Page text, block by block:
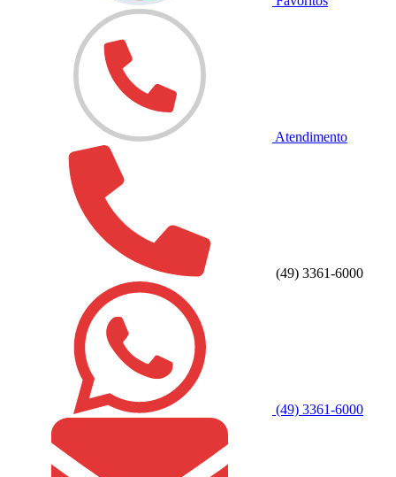
Atendimento
(49) 3361-6000
(49) 3361-6000